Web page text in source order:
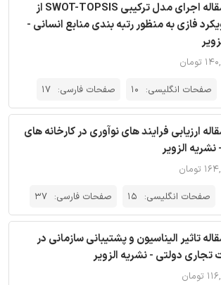
ترجمه مقاله اجرای مدل ترکیبی SWOT-TOPSIS از
فازی به منظور رتبه بندی منابع انسانی -
صفحات انگلیسی: 10 صفحات فارسی: 17
ارزیابی فرایند های نوآوری در کارخانه های
الزویر
صفحات انگلیسی: 15 صفحات فارسی: 37
تاثیر الیناسیون و پشتیبانی سازمانی در
دولتی - نشریه الزویر